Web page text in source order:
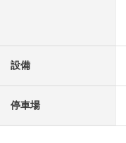
設備
停車場